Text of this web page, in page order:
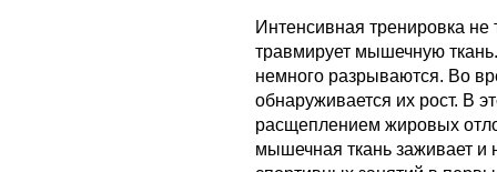
Интенсивная тренировка
травмирует мышечную
немного разрываются. Во
обнаруживается их рост. В
расщеплением жировых
мышечная ткань заживает и